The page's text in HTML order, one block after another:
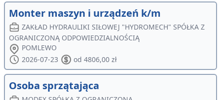
Monter maszyn i urządzeń k/m
ZAKŁAD HYDRAULIKI SIŁOWEJ "HYDROMECH" SPÓŁKA Z
OGRANICZONĄ ODPOWIEDZIALNOŚCIĄ
POMLEWO
2026-07-23
od 4806,00 zł
Osoba sprzątająca